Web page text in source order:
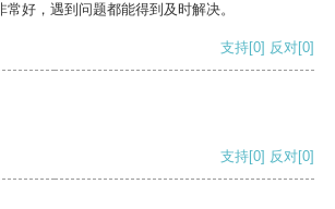
好，遇到问题都能得到及时解决。
支持[0] 反对[0]
支持[0] 反对[0]